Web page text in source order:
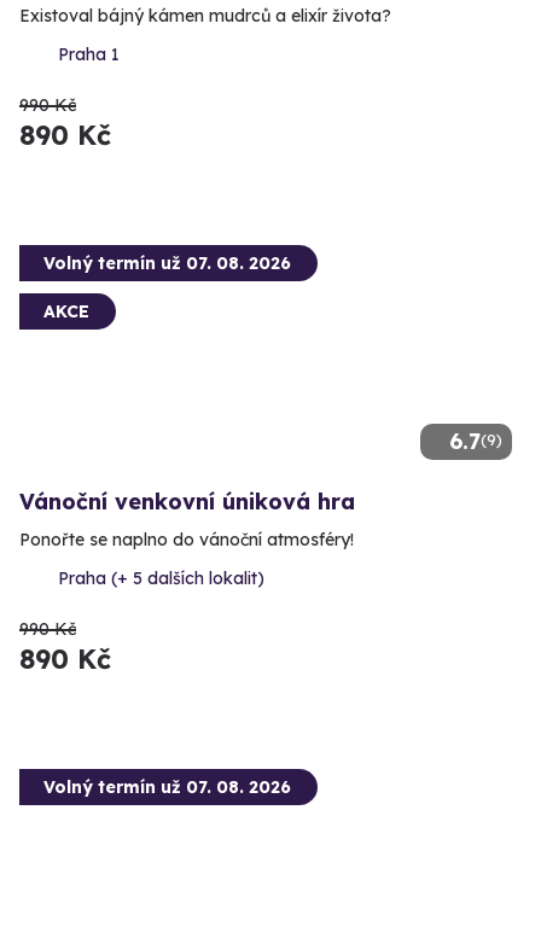
Existoval bájný kámen mudrců a elixír života?
Praha 1
990 Kč
890 Kč
6.7(9)
Volný termín už 07. 08. 2026
AKCE
Vánoční venkovní úniková hra
Ponořte se naplno do vánoční atmosféry!
Praha (+ 5 dalších lokalit)
990 Kč
890 Kč
Volný termín už 07. 08. 2026